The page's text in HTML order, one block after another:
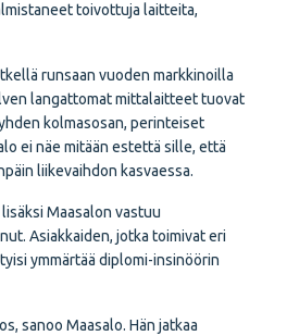
toivottuja laitteita,
runsaan vuoden markkinoilla
langattomat mittalaitteet tuovat
kolmasosan, perinteiset
ei näe mitään estettä sille, että
liikevaihdon kasvaessa.
Maasalon vastuu
Asiakkaiden, jotka toimivat eri
ymmärtää diplomi-insinöörin
sanoo Maasalo. Hän jatkaa